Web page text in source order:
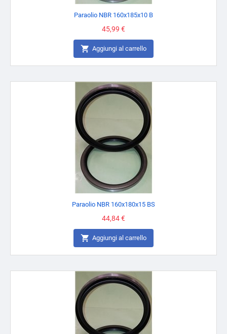
Paraolio NBR 160x185x10 B
Prezzo
45,99 €
 Aggiungi al carrello
Paraolio NBR 160x180x15 BS
Prezzo
44,84 €
 Aggiungi al carrello